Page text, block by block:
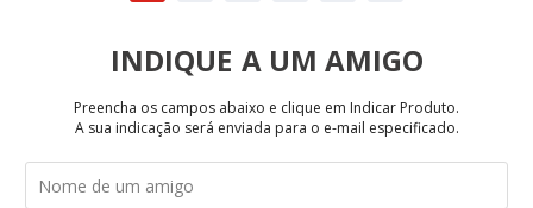
INDIQUE
Preencha os campos abaixo e clique em Indicar Produto.
A sua indicação será enviada para o e-mail especificado.